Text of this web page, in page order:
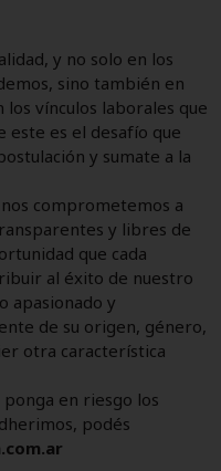
y no solo en los
sino también en
vínculos laborales que
este es el desafío que
y sumate a la
comprometemos a
y libres de
que cada
al éxito de nuestro
apasionado y
de su origen, género,
otra característica
ponga en riesgo los
podés